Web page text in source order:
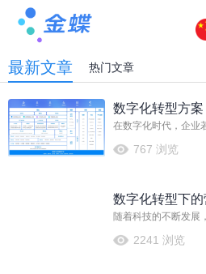
最新文章 热门文章
数字化转型方
在数字化时代，企业
新一代高成长型企业
767 浏览
数字化转型下
则
随着科技的不断发展
策略和原则也日益受
2241 浏览